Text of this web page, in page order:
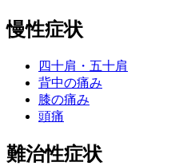
慢性症状
四十肩・五十肩
背中の痛み
膝の痛み
頭痛
難治性症状